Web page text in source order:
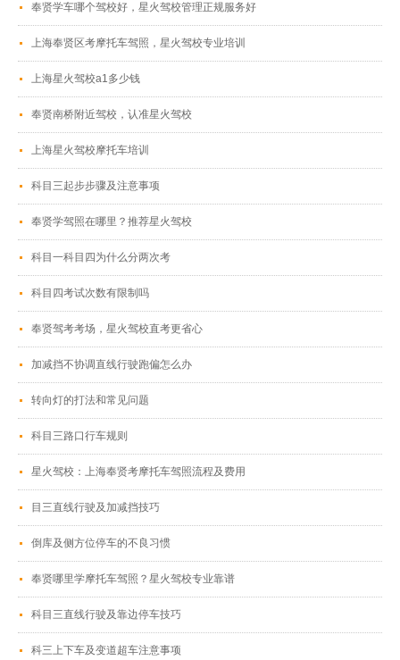
奉贤学车哪个驾校好，星火驾校管理正规服务好
上海奉贤区考摩托车驾照，星火驾校专业培训
上海星火驾校a1多少钱
奉贤南桥附近驾校，认准星火驾校
上海星火驾校摩托车培训
科目三起步步骤及注意事项
奉贤学驾照在哪里？推荐星火驾校
科目一科目四为什么分两次考
科目四考试次数有限制吗
奉贤驾考考场，星火驾校直考更省心
加减挡不协调直线行驶跑偏怎么办
转向灯的打法和常见问题
科目三路口行车规则
星火驾校：上海奉贤考摩托车驾照流程及费用
目三直线行驶及加减挡技巧
倒库及侧方位停车的不良习惯
奉贤哪里学摩托车驾照？星火驾校专业靠谱
科目三直线行驶及靠边停车技巧
科三上下车及变道超车注意事项